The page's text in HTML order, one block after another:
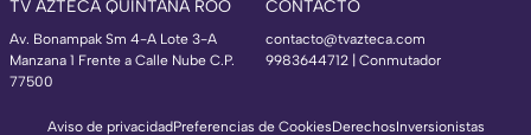
TV AZTECA QUINTANA ROO
Av. Bonampak Sm 4-A Lote 3-A
Manzana 1 Frente a Calle Nube C.P.
77500
CONTACTO
contacto@tvazteca.com
9983644712 | Conmutador
Aviso de privacidadPreferencias de CookiesDerechosInversionistas